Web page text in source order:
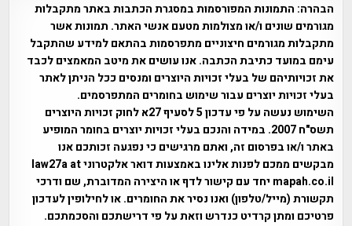
הבהרה: התמונות המפורסמות במסגרת הכתבות באתר מתקבלות
מגורמים שונים ו/או מצולמות מטעם אנשי האתר. תמונות אשר
מתקבלות מגורמים חיצוניים מתפרסמות בהתאם למידע שהתקבל
עימם במועד כתיבת הכתבה. אנו עושים את מיטב המאמצים לכבד
את זכויותיהם של בעלי זכויות היוצרים ומנסים ככל הניתן לאתר
בעלי זכויות יוצרים עבור שימוש בחומרים המתפרסמים.
השימוש נעשה על פי עדכון 5 לסעיף 27א לחוק זכויות היוצרים
תשס"ח 2007. במידה והנכם בעלי זכויות יוצרים בחומר המופיע
באתר ו/או בפרסום זה, ואתם מרגישים כי נפגעה זכותכם אנו
מבקשים ממכם לפנות אלינו באמצעות דואר אלקטרוני law27a at
mapah.co.il יחד עם קישור לדף או היצירה המדוברת, שם ודרכי
תקשורת (מייל/טלפון) ואנו נסיר את החומרים. או לחילופין לעדכון
פרטיכם ומתן קרדיט כנדרש וזאת על פי דרישתכם והסכמתכם.